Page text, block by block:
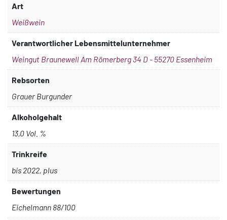
Art
Weißwein
Verantwortlicher Lebensmittelunternehmer
Weingut Braunewell Am Römerberg 34 D - 55270 Essenheim
Rebsorten
Grauer Burgunder
Alkoholgehalt
13,0 Vol. %
Trinkreife
bis 2022, plus
Bewertungen
Eichelmann 88/100